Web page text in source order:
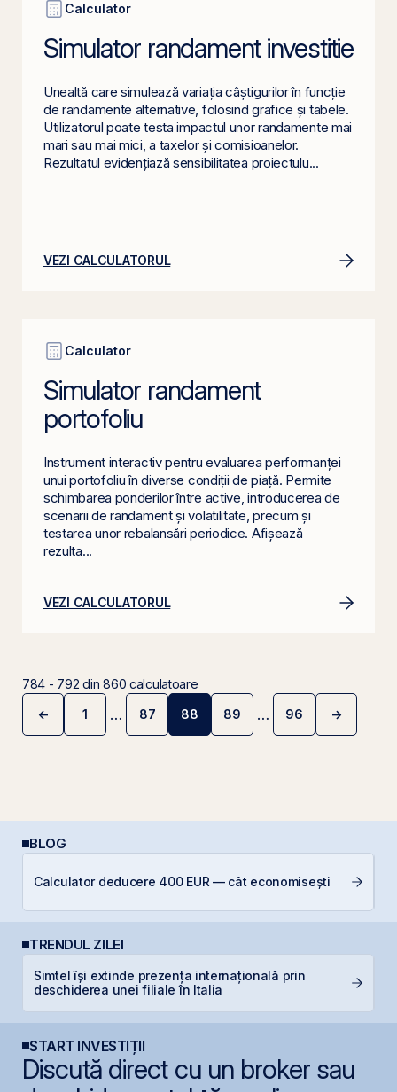
Calculator
Simulator randament investitie
Unealtă care simulează variația câștigurilor în funcție
de randamente alternative, folosind grafice și tabele.
Utilizatorul poate testa impactul unor randamente mai
mari sau mai mici, a taxelor și comisioanelor.
Rezultatul evidențiază sensibilitatea proiectulu...
VEZI CALCULATORUL
Calculator
Simulator randament
portofoliu
Instrument interactiv pentru evaluarea performanței
unui portofoliu în diverse condiții de piață. Permite
schimbarea ponderilor între active, introducerea de
scenarii de randament și volatilitate, precum și
testarea unor rebalansări periodice. Afișează
rezulta...
VEZI CALCULATORUL
784 - 792 din 860 calculatoare
←Pagina anterioară
1 … 87 88 89 … 96 Pagina
→
BLOG
Calculator deducere 400 EUR — cât economisești
TRENDUL ZILEI
Simtel își extinde prezența internațională prin
deschiderea unei filiale în Italia
START INVESTIȚII
Discută direct cu un broker sau